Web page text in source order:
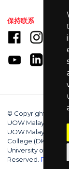
保持联系
© Copyright 2025
UOW Malaysia
UOW Malaysia
College (DK070(B)).
University of
Reserved. Privacy